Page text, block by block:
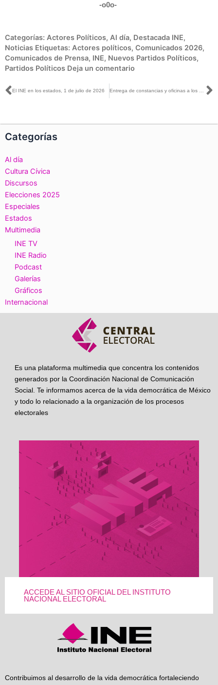
-o0o-
Categorías: Actores Políticos, Al día, Destacada INE,
Noticias Etiquetas: Actores políticos, Comunicados 2026,
Comunicados de Prensa, INE, Nuevos Partidos Políticos,
Partidos Políticos Deja un comentario
Ant
El INE en los estados, 1 de julio de 2026 Entrega de constancias y oficinas a los nuevos Partidos Políticos Nacionales Somo México y PAZ.
Categorías
Al día
Cultura Cívica
Discursos
Elecciones 2025
Especiales
Estados
Multimedia
INE TV
INE Radio
Podcast
Galerías
Gráficos
Internacional
Es una plataforma multimedia que concentra los contenidos
generados por la Coordinación Nacional de Comunicación
Social. Te informamos acerca de la vida democrática de México
y todo lo relacionado a la organización de los procesos
electorales
ACCEDE AL SITIO OFICIAL DEL INSTITUTO
NACIONAL ELECTORAL
Contribuimos al desarrollo de la vida democrática fortaleciendo